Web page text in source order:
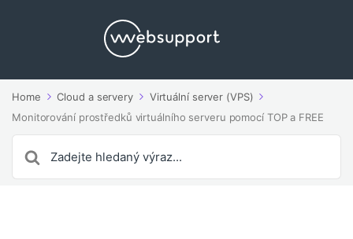
Home Cloud a servery
Virtuální server (VPS)
Monitorování prostředků virtuálního serveru pomocí TOP a FREE
For